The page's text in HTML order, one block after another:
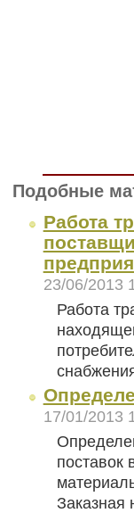
Подобные
Работа
23/06/2013
Работа
17/01/2013
поставок